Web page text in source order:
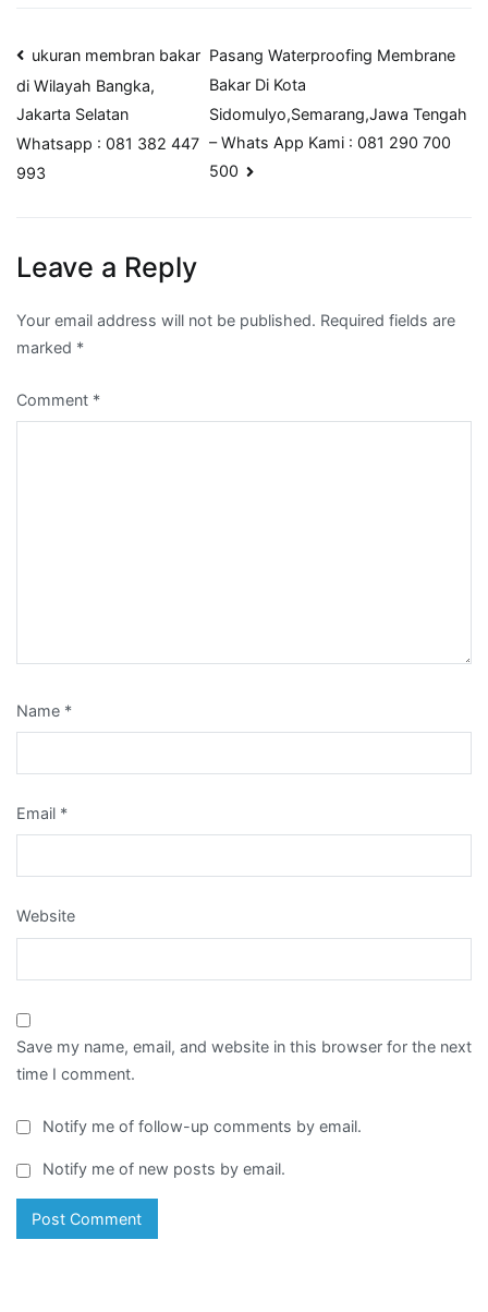
Post
navigation
ukuran membran bakar
di Wilayah Bangka,
Jakarta Selatan
Whatsapp : 081 382 447
993
Pasang Waterproofing Membrane
Bakar Di Kota
Sidomulyo,Semarang,Jawa Tengah
– Whats App Kami : 081 290 700
500
Leave a Reply
Your email address will not be published. Required fields are
marked *
Comment *
Name *
Email *
Website
Save my name, email, and website in this browser for the next
time I comment.
Notify me of follow-up comments by email.
Notify me of new posts by email.